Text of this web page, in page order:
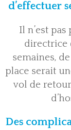
d’effectuer
Il n’est
directrice
semaines,
place serait
vol de
Des